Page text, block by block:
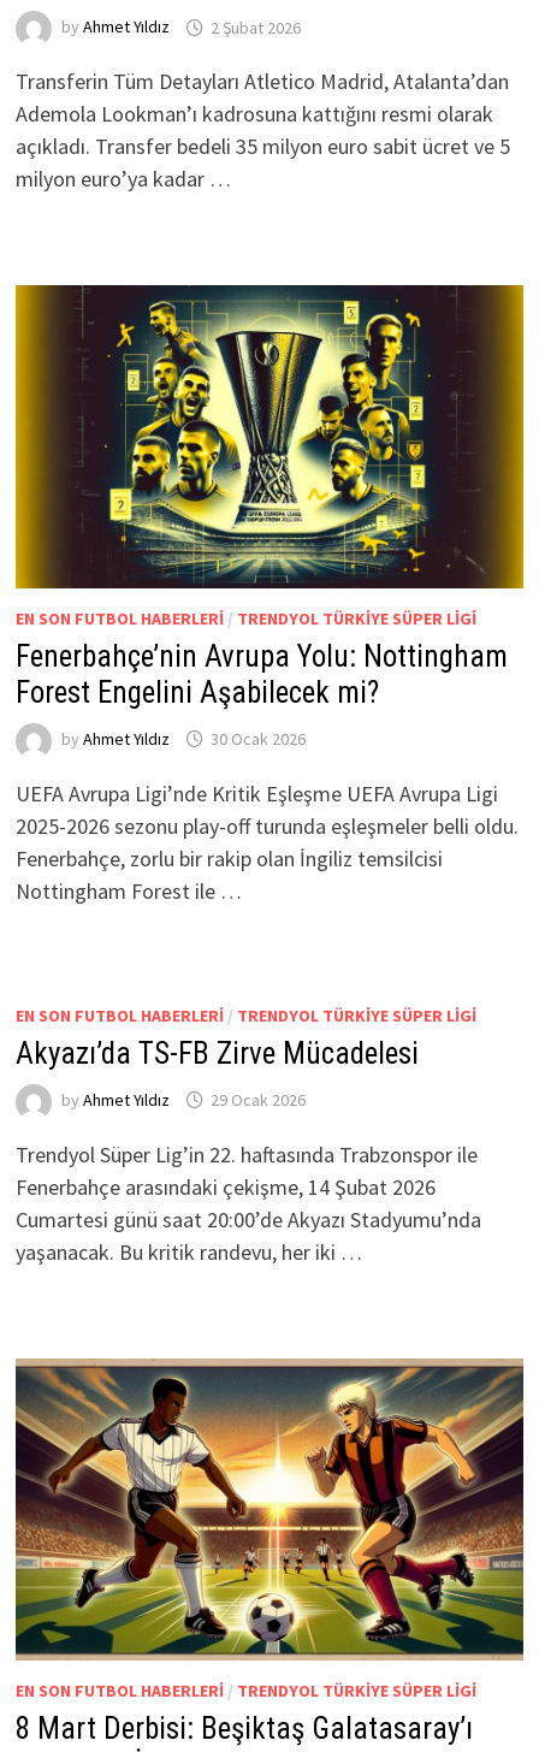
by Ahmet Yıldız 2 Şubat 2026
Transferin Tüm Detayları Atletico Madrid, Atalanta’dan
Ademola Lookman’ı kadrosuna kattığını resmi olarak
açıkladı. Transfer bedeli 35 milyon euro sabit ücret ve 5
milyon euro’ya kadar …
EN SON FUTBOL HABERLERI/ TRENDYOL TÜRKIYE SÜPER LIGI
Fenerbahçe’nin Avrupa Yolu: Nottingham
Forest Engelini Aşabilecek mi?
by Ahmet Yıldız 30 Ocak 2026
UEFA Avrupa Ligi’nde Kritik Eşleşme UEFA Avrupa Ligi
2025-2026 sezonu play-off turunda eşleşmeler belli oldu.
Fenerbahçe, zorlu bir rakip olan İngiliz temsilcisi
Nottingham Forest ile …
EN SON FUTBOL HABERLERI/ TRENDYOL TÜRKIYE SÜPER LIGI
Akyazı’da TS-FB Zirve Mücadelesi
by Ahmet Yıldız 29 Ocak 2026
Trendyol Süper Lig’in 22. haftasında Trabzonspor ile
Fenerbahçe arasındaki çekişme, 14 Şubat 2026
Cumartesi günü saat 20:00’de Akyazı Stadyumu’nda
yaşanacak. Bu kritik randevu, her iki …
EN SON FUTBOL HABERLERI/ TRENDYOL TÜRKIYE SÜPER LIGI
8 Mart Derbisi: Beşiktaş Galatasaray’ı